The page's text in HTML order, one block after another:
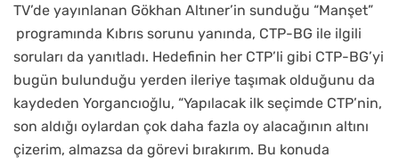
TV’de yayınlanan Gökhan Altıner’in sunduğu “Manşet”
programında Kıbrıs sorunu yanında, CTP-BG ile ilgili
soruları da yanıtladı. Hedefinin her CTP’li gibi CTP-BG’yi
bugün bulunduğu yerden ileriye taşımak olduğunu da
kaydeden Yorgancıoğlu, “Yapılacak ilk seçimde CTP’nin,
son aldığı oylardan çok daha fazla oy alacağının altını
çizerim, almazsa da görevi bırakırım. Bu konuda